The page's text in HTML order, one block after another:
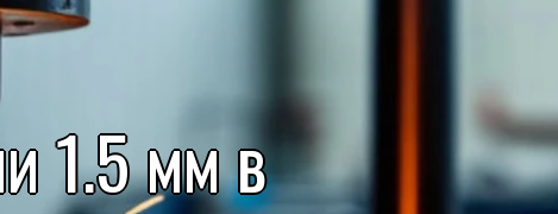
1.5 мм в